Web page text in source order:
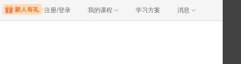
注册/登录 我的课程 学习方案 消息